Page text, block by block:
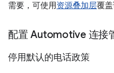
需要，可使用资源叠加层覆盖
配置 Automotive 连接
停用默认的电话政策